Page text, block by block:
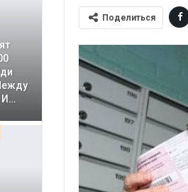
Поделиться
И…